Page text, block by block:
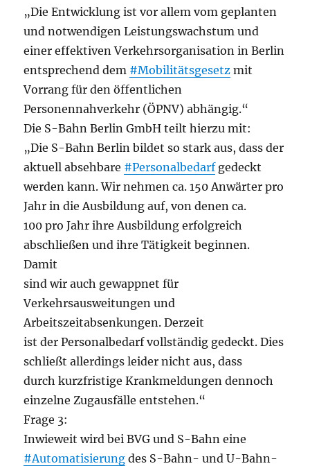
„Die Entwicklung ist vor allem vom geplanten
und notwendigen Leistungswachstum und
einer effektiven Verkehrsorganisation in Berlin
entsprechend dem #Mobilitätsgesetz mit
Vorrang für den öffentlichen
Personennahverkehr (ÖPNV) abhängig.“
Die S-Bahn Berlin GmbH teilt hierzu mit:
„Die S-Bahn Berlin bildet so stark aus, dass der
aktuell absehbare #Personalbedarfgedeckt
werden kann. Wir nehmen ca. 150 Anwärter pro
Jahr in die Ausbildung auf, von denen ca.
100 pro Jahr ihre Ausbildung erfolgreich
abschließen und ihre Tätigkeit beginnen.
Damit
sind wir auch gewappnet für
Verkehrsausweitungen und
Arbeitszeitabsenkungen. Derzeit
ist der Personalbedarf vollständig gedeckt. Dies
schließt allerdings leider nicht aus, dass
durch kurzfristige Krankmeldungen dennoch
einzelne Zugausfälle entstehen.“
Frage 3:
Inwieweit wird bei BVG und S-Bahn eine
#Automatisierung des S-Bahn- und U-Bahn-